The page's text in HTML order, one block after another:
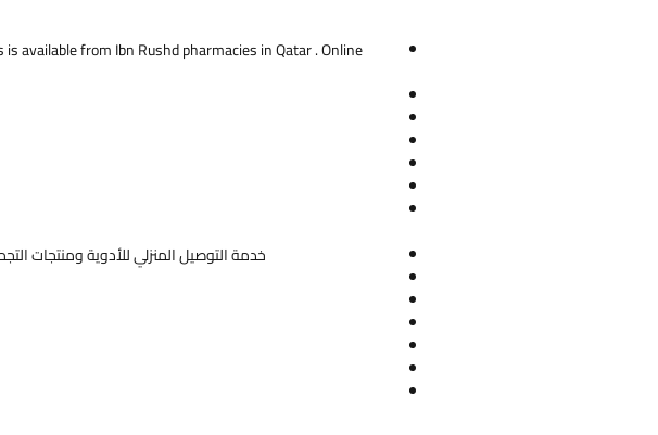
least moderate
أتوموكسيتين،
available from Ibn Rushd pharmacies in Qatar . Online
خدمة التوصيل المنزلي للأدوية ومنتجات